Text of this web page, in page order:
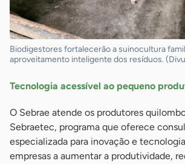
Biodigestores fortalecerão a suinocultura
aproveitamento inteligente dos resíduos.
Tecnologia acessível ao pequeno
O Sebrae atende os produtores
Sebraetec, programa que oferece
especializada para inovação e
empresas a aumentar a produtividade,